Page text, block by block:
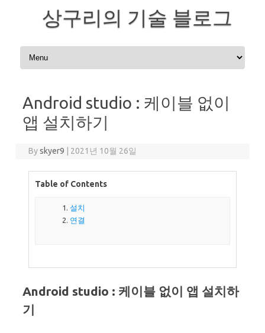
상구리의 기술 블로그
Skip to content
Android studio : 케이블 없이
앱 설치하기
Byskyer9 2021년 10월 26일
Table of Contents
설치
연결
Android studio : 케이블 없이 앱 설치하
기